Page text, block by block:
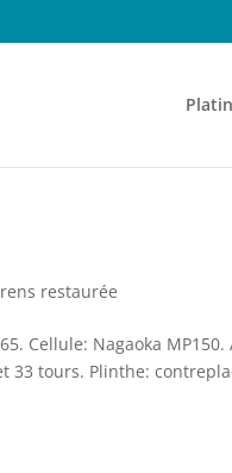
restaurée
Cellule: Nagaoka
33 tours. Plinthe: